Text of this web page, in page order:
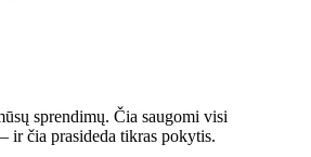
sprendimų. Čia saugomi visi
ir čia prasideda tikras pokytis.